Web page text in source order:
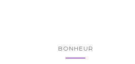
BONHEUR